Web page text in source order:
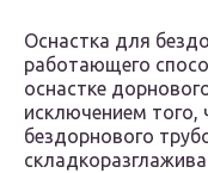
Оснастка для
работающего
оснастке
исключением того,
бездорнового